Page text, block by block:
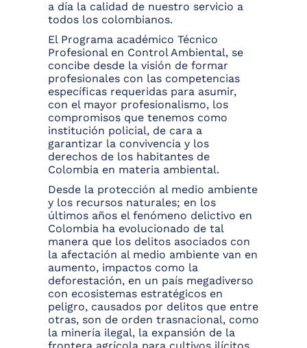
a día la calidad de nuestro servicio a
todos los colombianos.
El Programa académico Técnico
Profesional en Control Ambiental, se
concibe desde la visión de formar
profesionales con las competencias
específicas requeridas para asumir,
con el mayor profesionalismo, los
compromisos que tenemos como
institución policial, de cara a
garantizar la convivencia y los
derechos de los habitantes de
Colombia en materia ambiental.
Desde la protección al medio ambiente
y los recursos naturales; en los
últimos años el fenómeno delictivo en
Colombia ha evolucionado de tal
manera que los delitos asociados con
la afectación al medio ambiente van en
aumento, impactos como la
deforestación, en un país megadiverso
con ecosistemas estratégicos en
peligro, causados por delitos que entre
otras, son de orden trasnacional, como
la minería ilegal, la expansión de la